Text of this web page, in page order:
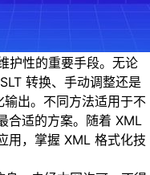
护性的重要手段。无论
转换、手动调整还是
出。不同方法适用于不
合适的方案。随着 XML
用，掌握 XML 格式化技